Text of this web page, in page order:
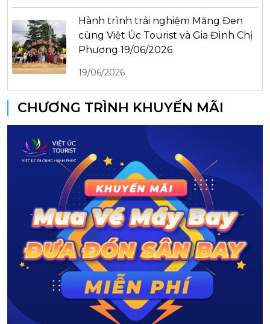
Hành trình trải nghiệm Măng Đen
cùng Việt Úc Tourist và Gia Đình Chị
Phương 19/06/2026
19/06/2026
CHƯƠNG TRÌNH KHUYẾN MÃI